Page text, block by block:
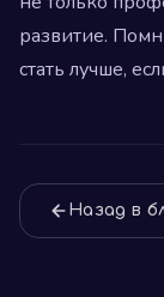
развитие.
стать лучше,
Назад в